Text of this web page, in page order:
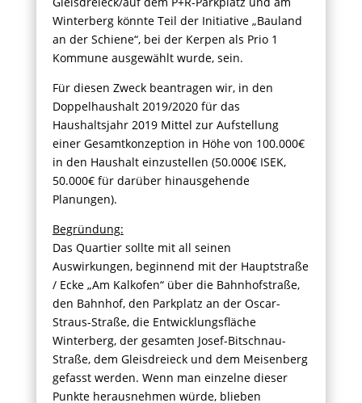
Winterberg könnte Teil der Initiative „Bauland
an der Schiene“, bei der Kerpen als Prio 1
Kommune ausgewählt wurde, sein.
Für diesen Zweck beantragen wir, in den
Doppelhaushalt 2019/2020 für das
Haushaltsjahr 2019 Mittel zur Aufstellung
einer Gesamtkonzeption in Höhe von 100.000€
in den Haushalt einzustellen (50.000€ ISEK,
50.000€ für darüber hinausgehende
Planungen).
Begründung:
Das Quartier sollte mit all seinen
Auswirkungen, beginnend mit der Hauptstraße
/ Ecke „Am Kalkofen“ über die Bahnhofstraße,
den Bahnhof, den Parkplatz an der Oscar-
Straus-Straße, die Entwicklungsfläche
Winterberg, der gesamten Josef-Bitschnau-
Straße, dem Gleisdreieck und dem Meisenberg
gefasst werden. Wenn man einzelne dieser
Punkte herausnehmen würde, blieben